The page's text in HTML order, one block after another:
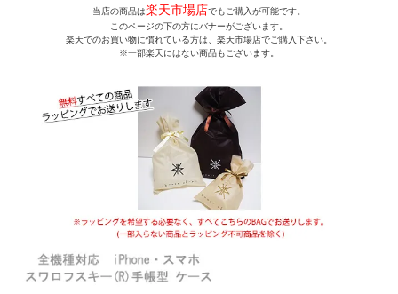
当店の商品は楽天市場店でもご購入が可能です。
このページの下の方にバナーがございます。
楽天でのお買い物に慣れている方は、楽天市場店でご購入下さい。
※一部楽天にはない商品もございます。